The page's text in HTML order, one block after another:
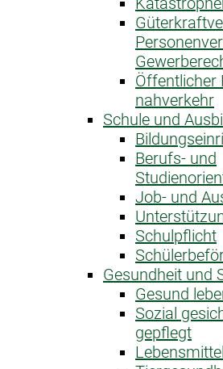
nahverkehr
Schule und
Berufs- und
Job- und
Schulpflicht
Gesundheit und
Gesund
Sozial
gepflegt